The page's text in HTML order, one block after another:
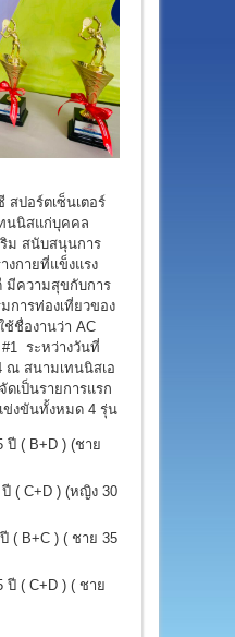
สปอร์ตเซ็นเตอร์
นนิสแก่บุคคล
ริม สนับสนุนการ
งกายที่แข็งแรง
มีความสุขกับการ
การท่องเที่ยวของ
ชื่องานว่า AC
#1 ระหว่างวันที่
ณ สนามเทนนิสเอ
เป็นรายการแรก
ข่งขันทั้งหมด 4 รุ่น
ปี ( B+D ) (ชาย
( C+D ) (หญิง 30
( B+C ) ( ชาย 35
ปี ( C+D ) ( ชาย